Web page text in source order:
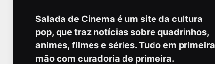
Salada de Cinema é um site da cultura
pop, que traz notícias sobre quadrinhos,
animes, filmes e séries. Tudo em primeira
mão com curadoria de primeira.